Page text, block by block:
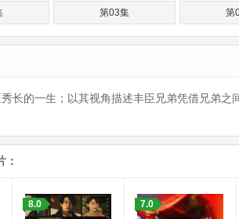
第03集 第
长的一生；以其视角描述丰臣兄弟凭借兄弟
：
8.0 7.0